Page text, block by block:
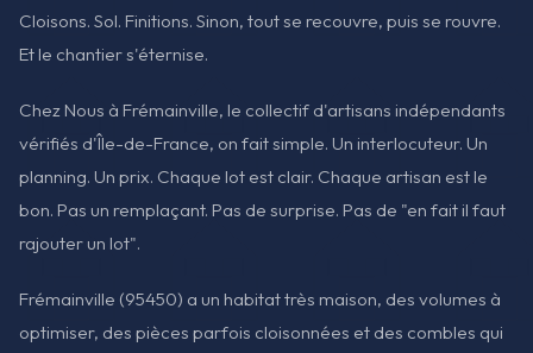
Cloisons. Sol. Finitions. Sinon, tout se recouvre, puis se rouvre.
Et le chantier s'éternise.
Chez Nous à Frémainville, le collectif d'artisans indépendants
vérifiés d'Île-de-France, on fait simple. Un interlocuteur. Un
planning. Un prix. Chaque lot est clair. Chaque artisan est le
bon. Pas un remplaçant. Pas de surprise. Pas de "en fait il faut
rajouter un lot".
Frémainville (95450) a un habitat très maison, des volumes à
optimiser, des pièces parfois cloisonnées et des combles qui